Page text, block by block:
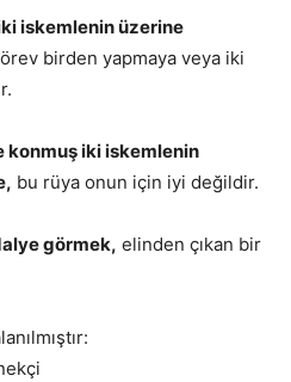
iskemlenin üzerine
birden yapmaya veya iki
konmuş iki iskemlenin
bu rüya onun için iyi değildir.
görmek, elinden çıkan bir